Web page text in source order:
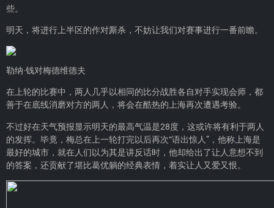
些。
明天，将进行上半区的作对厮杀，不妨让我们对赛事进行一番前瞻。
勒纳·钱对梅德维德夫
在上轮的比赛中，两人几乎以相同的比分战胜各自对手实现会师，都
善于在底线消磨对方的两人，将会在酷热的上海再次遭遇考验。
不过好在天气预报显示明天的最高气温是28度，这或许将有利于两人
的发挥。毕竟，梅总在上一轮打完以后再次“语出惊人”，他称上海是
最好的城市，就在人们以为其是讲反话时，他却给出了让人意想不到
的答案，还贡献了堪比葛优躺的经典表情，着实让人又爱又恨。